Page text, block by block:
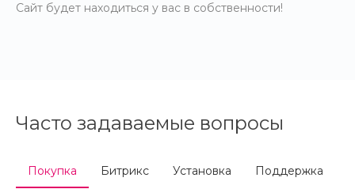
Сайт будет находиться у вас в собственности!
Часто задаваемые вопросы
Покупка Битрикс Установка Поддержка